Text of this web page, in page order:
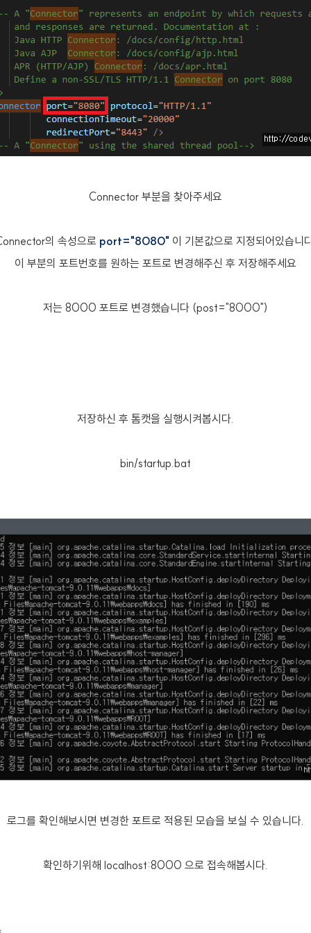
Connector 부분을 찾아주세요
의 속성으로 port="8080" 이 기본값으로 지정되어있습니
이 부분의 포트번호를 원하는 포트로 변경해주신 후 저장해주세요
저는 8000 포트로 변경했습니다 (post="8000")
저장하신 후 톰캣을 실행시켜봅시다.
bin/startup.bat
로그를 확인해보시면 변경한 포트로 적용된 모습을 보실 수 있습니다.
확인하기위해 localhost:8000 으로 접속해봅시다.